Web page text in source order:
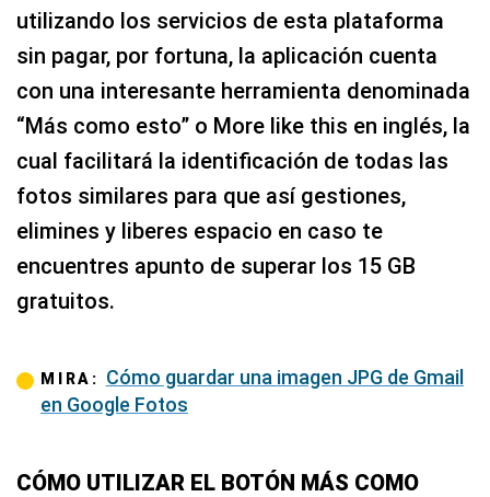
utilizando los servicios de esta plataforma
sin pagar, por fortuna, la aplicación cuenta
con una interesante herramienta denominada
“Más como esto” o More like this en inglés, la
cual facilitará la identificación de todas las
fotos similares para que así gestiones,
elimines y liberes espacio en caso te
encuentres apunto de superar los 15 GB
gratuitos.
MIRA: Cómo guardar una imagen JPG de Gmail
en Google Fotos
CÓMO UTILIZAR EL BOTÓN MÁS COMO